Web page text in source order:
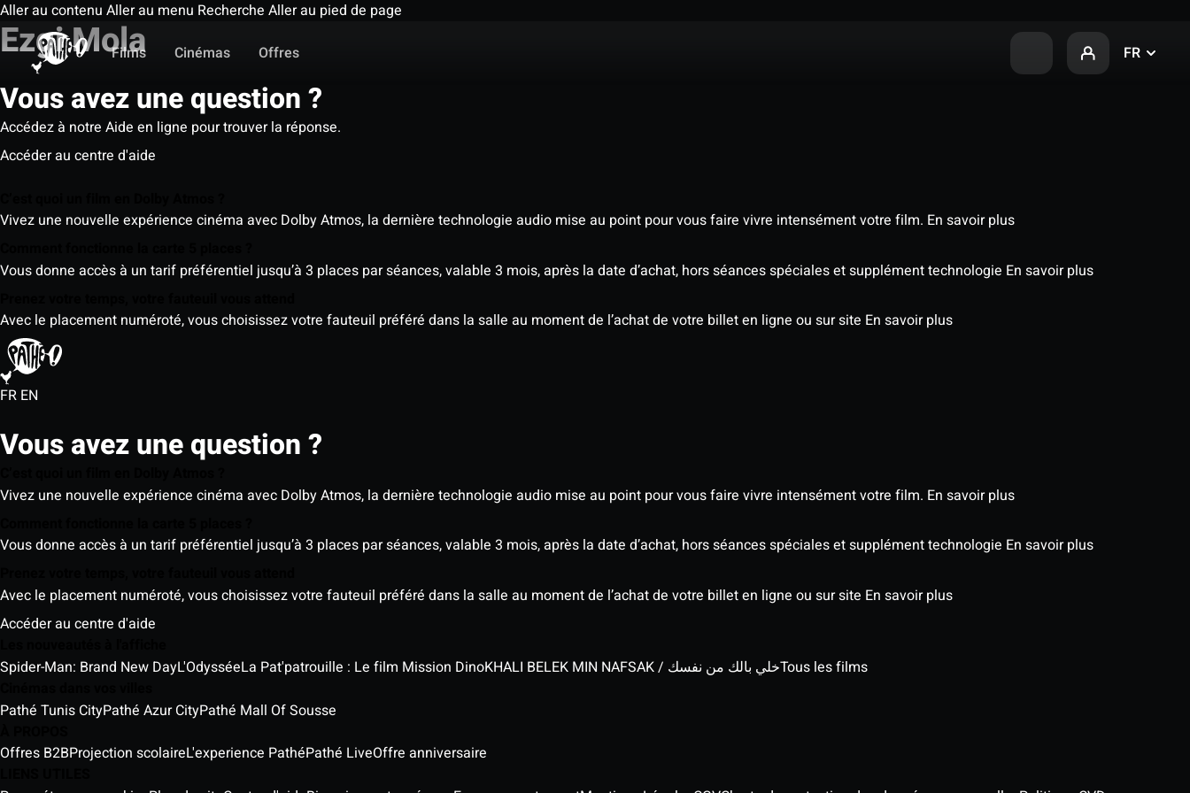
Aller au contenu Aller au menu Recherche Aller au pied de page
Films
Cinémas Offres FR
Ezgi Mola
Vous avez une question ?
Accédez à notre Aide en ligne pour trouver la réponse.
Accéder au centre d'aide
Vivez une nouvelle expérience cinéma avec Dolby Atmos, la dernière technologie audio mise au point pour vous faire vivre intensément votre film. En savoir plus
Vous donne accès à un tarif préférentiel jusqu’à 3 places par séances, valable 3 mois, après la date d’achat, hors séances spéciales et supplément technologie En savoir plus
Avec le placement numéroté, vous choisissez votre fauteuil préféré dans la salle au moment de l’achat de votre billet en ligne ou sur site En savoir plus
FR EN
Vous avez une question ?
Vivez une nouvelle expérience cinéma avec Dolby Atmos, la dernière technologie audio mise au point pour vous faire vivre intensément votre film. En savoir plus
Vous donne accès à un tarif préférentiel jusqu’à 3 places par séances, valable 3 mois, après la date d’achat, hors séances spéciales et supplément technologie En savoir plus
Avec le placement numéroté, vous choisissez votre fauteuil préféré dans la salle au moment de l’achat de votre billet en ligne ou sur site En savoir plus
Accéder au centre d'aide
Spider-Man: Brand New DayL'OdysséeLa Pat'patrouille : Le film Mission Dino KHALI BELEK MIN NAFSAK / خلي بالك من نفسكTous les films
Pathé Tunis CityPathé Azur CityPathé Mall Of Sousse
Offres B2BProjection scolaireL'experience PathéPathé LiveOffre anniversaire